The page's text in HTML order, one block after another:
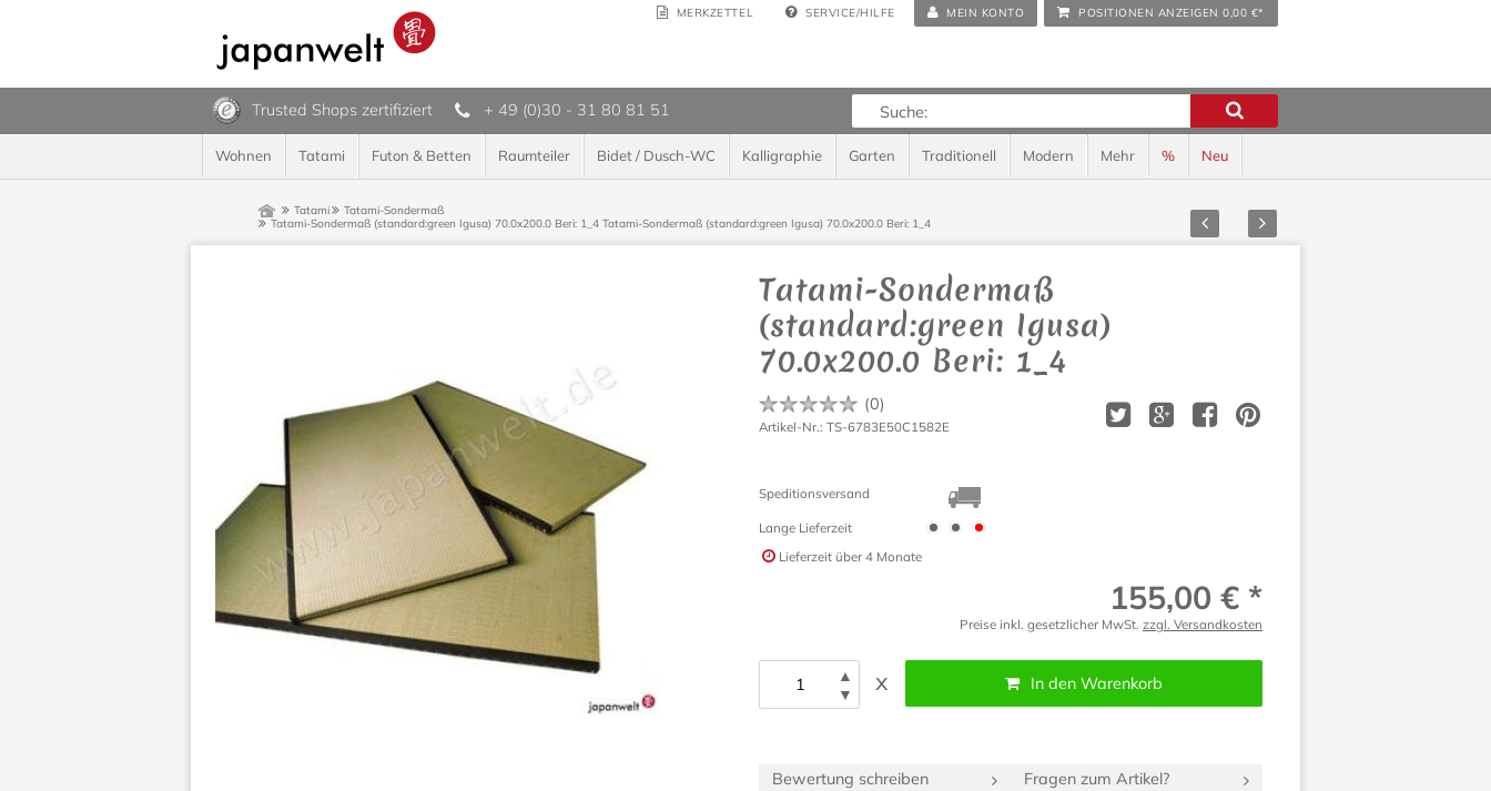
MERKZETTEL SERVICE/HILFE MEIN KONTO POSITIONEN ANZEIGEN 0,00 €*
Trusted Shops zertifiziert + 49 (0)30 - 31 80 81 51
Wohnen Tatami Futon & Betten Raumteiler Bidet / Dusch-WC Kalligraphie Garten Traditionell Modern Mehr % Neu
Tatami
Tatami-Sondermaß
Tatami-Sondermaß (standard:green Igusa) 70.0x200.0 Beri: 1_4Tatami-Sondermaß (standard:green Igusa) 70.0x200.0 Beri: 1_4 Zurück Vor
Tatami-Sondermaß
(standard:green Igusa)
70.0x200.0 Beri: 1_4
(0)
Artikel-Nr.: TS-6783E50C1582E
Speditionsversand
Lange Lieferzeit
Lieferzeit über 4 Monate
155,00 € *
Preise inkl. gesetzlicher MwSt. zzgl. Versandkosten
▲
▼
x In den Warenkorb
Bewertung schreiben
Fragen zum Artikel?